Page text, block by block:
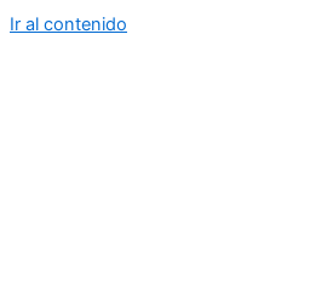
Ir al contenido